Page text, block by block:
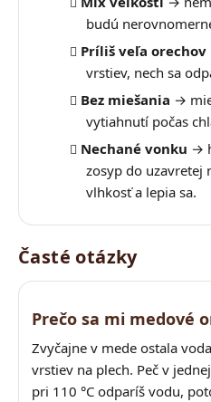
budú
Príliš veľa orechov
vrstiev, nech sa
Bez miešania →
vytiahnutí počas
Nechané vonku →
zosyp do uzavretej
vlhkosť a lepia sa.
Časté otázky
Prečo sa mi medové
Zvyčajne v mede ostala
vrstiev na plech. Peč v
pri 110 °C odparíš vodu,